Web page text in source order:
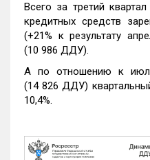
Всего за третий
кредитных средств
(+21% к результату
(10 986 ДДУ).
А по отношению к
(14 826 ДДУ)
10,4%.